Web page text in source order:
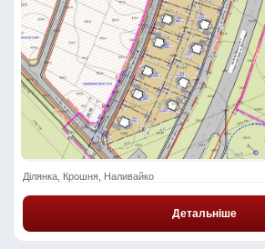
Ділянка, Крошня, Наливайко
Детальніше